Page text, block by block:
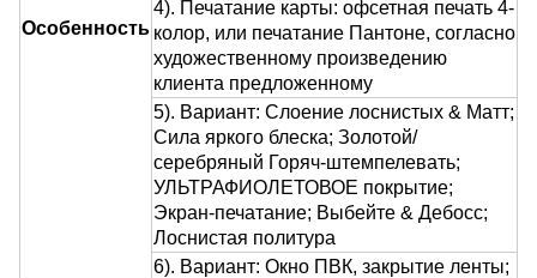
Особенность
4). Печатание карты: офсетная печать 4-
колор, или печатание Пантоне, согласно
художественному произведению
клиента предложенному
5). Вариант: Слоение лоснистых & Матт;
Сила яркого блеска; Золотой/
серебряный Горяч-штемпелевать;
УЛЬТРАФИОЛЕТОВОЕ покрытие;
Экран-печатание; Выбейте & Дебосс;
Лоснистая политура
6). Вариант: Окно ПВК, закрытие ленты;